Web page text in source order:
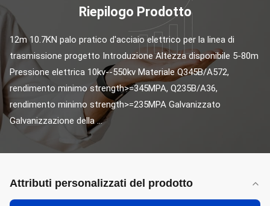
Riepilogo Prodotto
12m 10.7KN palo pratico d'acciaio elettrico per la linea di
trasmissione progetto Introduzione Altezza disponibile 5-80m
Pressione elettrica 10kv--550kv Materiale Q345B/A572,
rendimento minimo strength>=345MPA, Q235B/A36,
rendimento minimo strength>=235MPA Galvanizzato
Galvanizzazione della ...
Attributi personalizzati del prodotto